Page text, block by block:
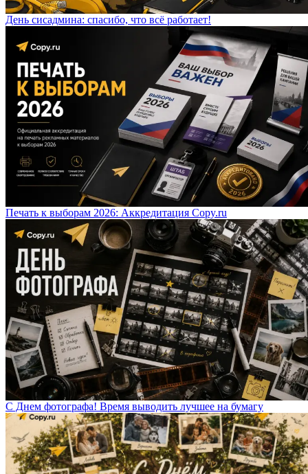
День сисадмина: спасибо, что всё работает!
Печать к выборам 2026: Аккредитация Copy.ru
С Днем фотографа! Время выводить лучшее на бумагу